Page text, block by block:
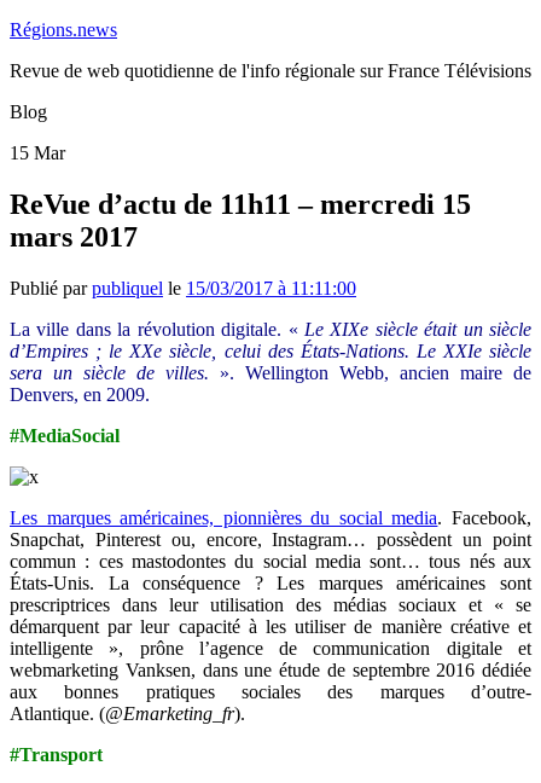
Régions.news
Revue de web quotidienne de l'info régionale sur France Télévisions
Blog
15 Mar
ReVue d’actu de 11h11 – mercredi 15
mars 2017
Publié parpubliquel le 15/03/2017 à 11:11:00
La ville dans la révolution digitale. « Le XIXe siècle était un siècle
d’Empires ; le XXe siècle, celui des États-Nations. Le XXIe siècle
sera un siècle de villes. ». Wellington Webb, ancien maire de
Denvers, en 2009.
#MediaSocial
Les marques américaines, pionnières du social media.Facebook,
Snapchat, Pinterest ou, encore, Instagram… possèdent un point
commun : ces mastodontes du social media sont… tous nés aux
États-Unis. La conséquence ? Les marques américaines sont
prescriptrices dans leur utilisation des médias sociaux et « se
démarquent par leur capacité à les utiliser de manière créative et
intelligente », prône l’agence de communication digitale et
webmarketing Vanksen, dans une étude de septembre 2016 dédiée
aux bonnes pratiques sociales des marques d’outre-
Atlantique. (@Emarketing_fr).
#Transport